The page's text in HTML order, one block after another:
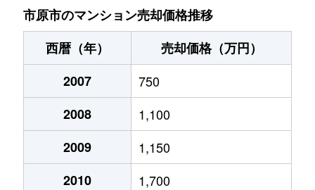
五井
900万円 五井
五井中央西
1,700万円 五井
徒歩5分
3,300万円
2,500万円
1,500万円
1,100万円
市原市のマンション売却価格推移
西暦（年）
売却価格（万円）
2007
750
2008
1,100
2009
1,150
2010
1,700